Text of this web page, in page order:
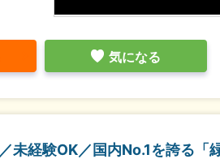
気になる
未経験OK／国内No.1を誇る「